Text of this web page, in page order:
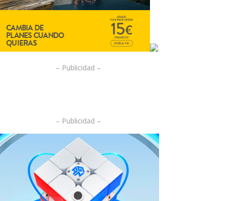
– Publicidad –
– Publicidad –